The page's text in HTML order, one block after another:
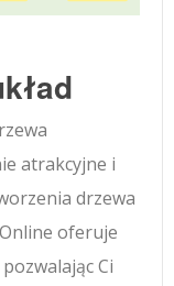
atrakcyjne i
drzewa
oferuje
Ci